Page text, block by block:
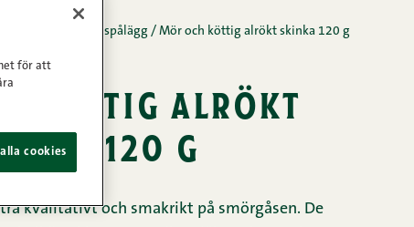
helköttspålägg / Mör och köttig alrökt skinka 120 g
köttig alrökt
120 g
kvalitativt och smakrikt på smörgåsen. De
för att
cookies